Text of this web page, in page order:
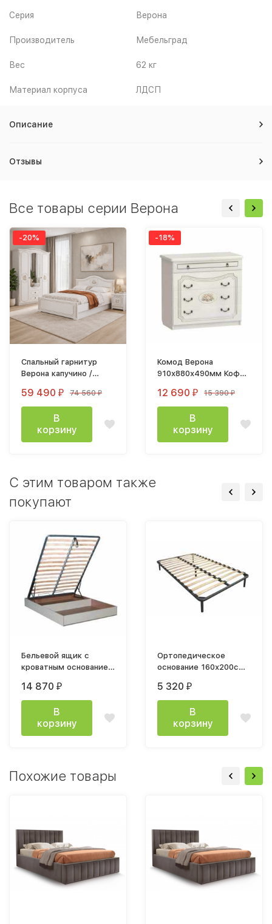
Серия Верона
Производитель Мебельград
Вес 62 кг
Материал корпуса ЛДСП
Описание
Отзывы
Все товары серии Верона
-20%
Спальный гарнитур
Верона капучино /
59 490 ₽ 74 560₽
В
корзину
-18%
Комод Верона
910х880х490мм Кофе
12 690 ₽ 15 390₽
В
корзину
C этим товаром также
покупают
Бельевой ящик с
кроватным основанием
механизмом
1600х2000
14 870 ₽
В
корзину
Ортопедическое
основание 160х200см
5 320 ₽
В
корзину
Похожие товары